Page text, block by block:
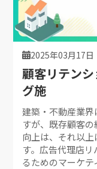
2025年03月17日
顧客リテン
グ施
建築・不動産業
すが、既存顧客
向上は、それ以
す。広告代理店
るためのマーケ